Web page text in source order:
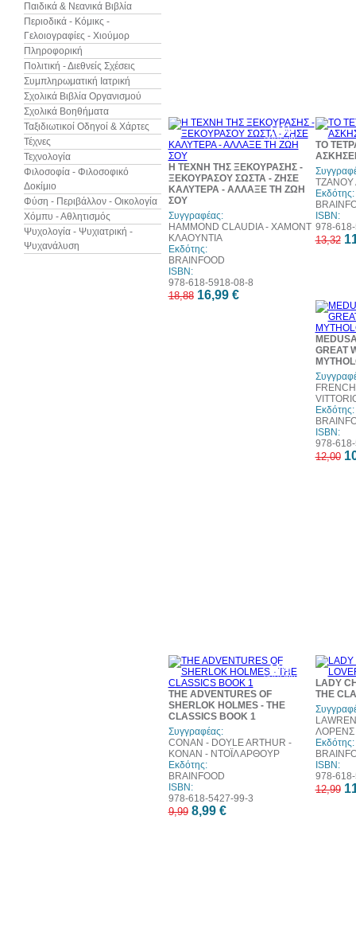
Παιδικά & Νεανικά Βιβλία
Περιοδικά - Κόμικς -
Γελοιογραφίες - Χιούμορ
Πληροφορική
Πολιτική - Διεθνείς Σχέσεις
Συμπληρωματική Ιατρική
Σχολικά Βιβλία Οργανισμού
Σχολικά Βοηθήματα
Ταξιδιωτικοί Οδηγοί & Χάρτες
Τέχνες
Τεχνολογία
Φιλοσοφία - Φιλοσοφικό
Δοκίμιο
Φύση - Περιβάλλον - Οικολογία
Χόμπυ - Αθλητισμός
Ψυχολογία - Ψυχιατρική -
Ψυχανάλυση
10%
έκπτωση
Η ΤΕΧΝΗ ΤΗΣ ΞΕΚΟΥΡΑΣΗΣ -
ΞΕΚΟΥΡΑΣΟΥ ΣΩΣΤΑ - ΖΗΣΕ
ΚΑΛΥΤΕΡΑ - ΑΛΛΑΞΕ ΤΗ ΖΩΗ
ΣΟΥ
Συγγραφέας:
HAMMOND CLAUDIA - ΧΑΜΟΝΤ
ΚΛΑΟΥΝΤΙΑ
Εκδότης:
BRAINFOOD
ISBN:
978-618-5918-08-8
18,88 16,99 €
ΤΟ
ΤΖΑΝΟΥ
Εκδότης:
ISBN:
978-
13,32
GREAT
Εκδότης:
ISBN:
978-
12,00
10%
έκπτωση
THE ADVENTURES OF
SHERLOK HOLMES - THE
CLASSICS BOOK 1
Συγγραφέας:
CONAN - DOYLE ARTHUR -
ΚΟΝΑΝ - ΝΤΟΪΛ ΑΡΘΟΥΡ
Εκδότης:
BRAINFOOD
ISBN:
978-618-5427-99-3
9,99 8,99 €
LADY
THE
ΛΟΡΕΝΣ
Εκδότης:
ISBN:
978-
12,99